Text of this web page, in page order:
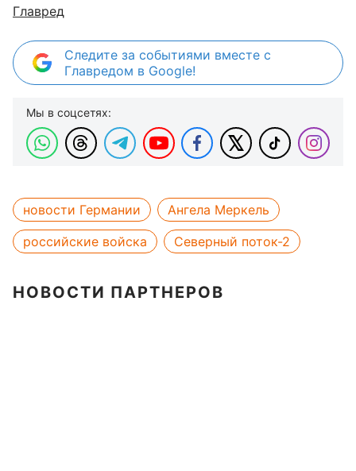
Главред
Следите за событиями вместе с
Главредом в Google!
Мы в соцсетях:
новости Германии
Ангела Меркель
российские войска
Северный поток-2
НОВОСТИ ПАРТНЕРОВ